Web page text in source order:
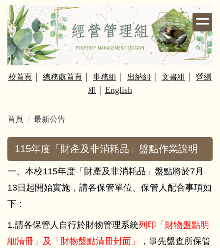
跳
到
主
要
內
容
區
校首頁 ｜ 總務處首頁 ｜ 事務組 ｜ 出納組 ｜ 文書組 ｜
營繕
組 ｜ English
首頁 最新公告
115年度「財產及非消耗品」盤點作業說明
一、本校115年度「財產及非消耗品」盤點將於7月
13日起開始實施，請各保管單位、保管人配合事項如
下：
1.請各保管人自行於財物管理系統列印「財物盤點明
細清冊」及「財物盤點清冊封面」
，事先盤查所保管